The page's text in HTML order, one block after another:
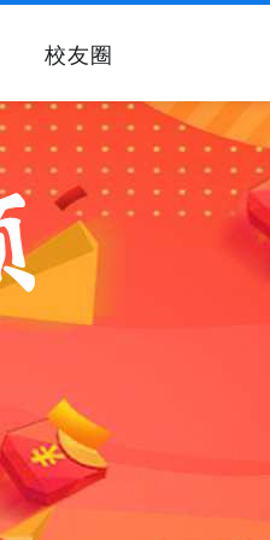
校友圈